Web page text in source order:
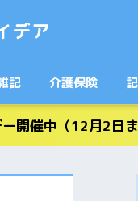
デア
記 介護保険
開催中（12月2日ま